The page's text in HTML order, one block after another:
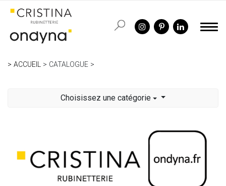
ACCUEIL CATALOGUE
Choisissez une catégorie